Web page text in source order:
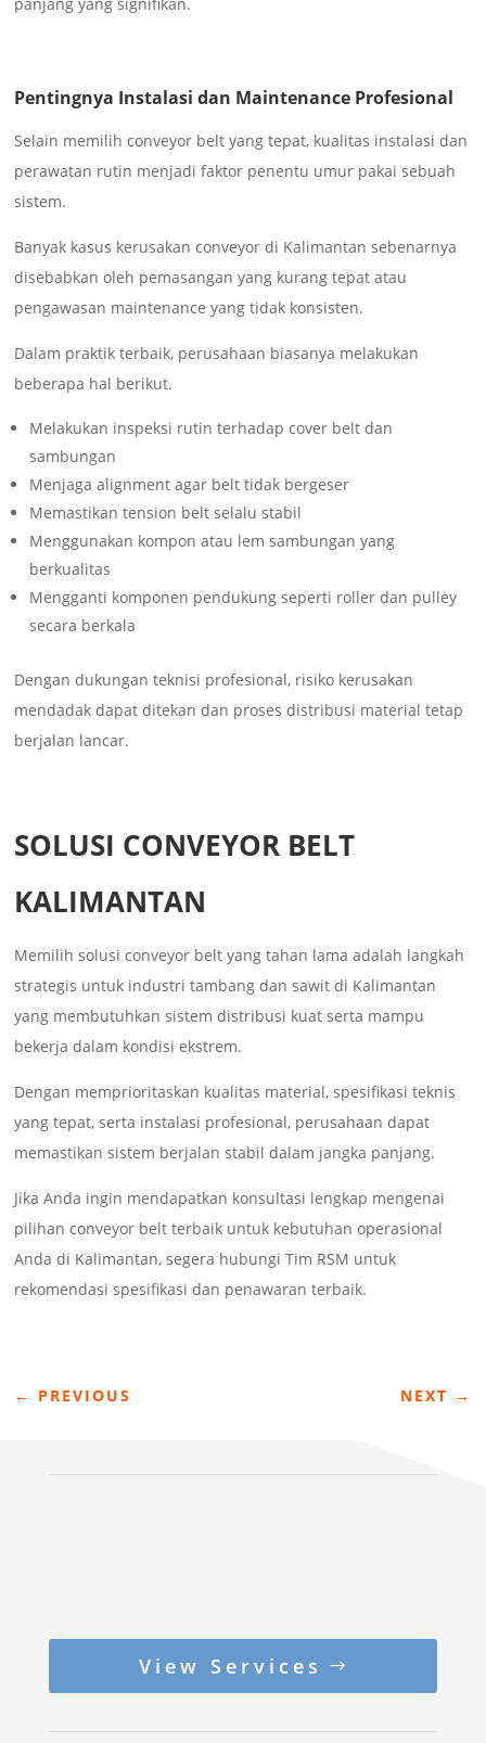
Pentingnya Instalasi dan Maintenance Profesional
Selain memilih conveyor belt yang tepat, kualitas instalasi dan
perawatan rutin menjadi faktor penentu umur pakai sebuah
sistem.
Banyak kasus kerusakan conveyor di Kalimantan sebenarnya
disebabkan oleh pemasangan yang kurang tepat atau
pengawasan maintenance yang tidak konsisten.
Dalam praktik terbaik, perusahaan biasanya melakukan
beberapa hal berikut.
Melakukan inspeksi rutin terhadap cover belt dan
sambungan
Menjaga alignment agar belt tidak bergeser
Memastikan tension belt selalu stabil
Menggunakan kompon atau lem sambungan yang
berkualitas
Mengganti komponen pendukung seperti roller dan pulley
secara berkala
Dengan dukungan teknisi profesional, risiko kerusakan
mendadak dapat ditekan dan proses distribusi material tetap
berjalan lancar.
SOLUSI CONVEYOR BELT
KALIMANTAN
Memilih solusi conveyor belt yang tahan lama adalah langkah
strategis untuk industri tambang dan sawit di Kalimantan
yang membutuhkan sistem distribusi kuat serta mampu
bekerja dalam kondisi ekstrem.
Dengan memprioritaskan kualitas material, spesifikasi teknis
yang tepat, serta instalasi profesional, perusahaan dapat
memastikan sistem berjalan stabil dalam jangka panjang.
Jika Anda ingin mendapatkan konsultasi lengkap mengenai
pilihan conveyor belt terbaik untuk kebutuhan operasional
Anda di Kalimantan, segera hubungi Tim RSM untuk
rekomendasi spesifikasi dan penawaran terbaik.
← PREVIOUS NEXT →
View Services